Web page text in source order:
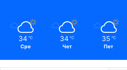
34 ℃
Сре
34 ℃
Чет
35 ℃
Пет